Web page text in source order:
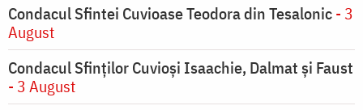
Condacul Sfintei Cuvioase Teodora din Tesalonic- 3
August
Condacul Sfinţilor Cuvioşi Isaachie, Dalmat şi Faust
- 3 August